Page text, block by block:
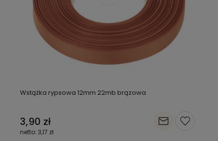
Wstążka rypsowa 12mm 22mb brązowa
3,90 zł
3,17 zł